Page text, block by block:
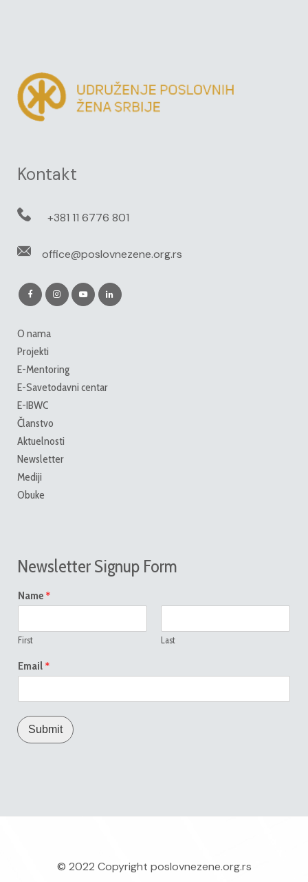
Kontakt
+381 11 6776 801
office@poslovnezene.org.rs
O nama
Projekti
E-Mentoring
E-Savetodavni centar
E-IBWC
Članstvo
Aktuelnosti
Newsletter
Mediji
Obuke
Newsletter Signup Form
Name *
First Last
Email *
Submit
© 2022 Copyright poslovnezene.org.rs